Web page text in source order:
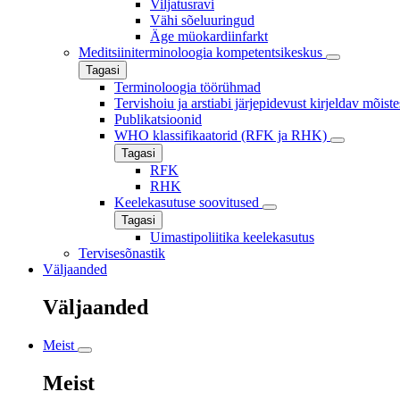
Viljatusravi
Vähi sõeluuringud
Äge müokardiinfarkt
Meditsiiniterminoloogia kompetentsikeskus
Tagasi
Terminoloogia töörühmad
Tervishoiu ja arstiabi järjepidevust kirjeldav
Publikatsioonid
WHO klassifikaatorid (RFK ja RHK)
Tagasi
RFK
RHK
Keelekasutuse soovitused
Tagasi
Uimastipoliitika keelekasutus
Tervisesõnastik
Väljaanded
Väljaanded
Meist
Meist